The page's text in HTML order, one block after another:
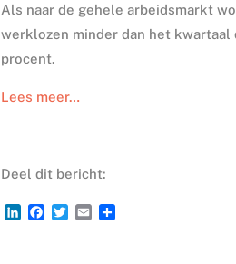
Als naar de gehele arbeidsmarkt
werklozen minder dan het kwartaal
procent.
Lees meer…
Deel dit bericht:
L
F
T
E